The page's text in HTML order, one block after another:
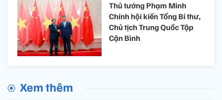
Thủ tướng Phạm Minh
Chính hội kiến Tổng Bí thư,
Chủ tịch Trung Quốc Tập
Cận Bình
Xem thêm